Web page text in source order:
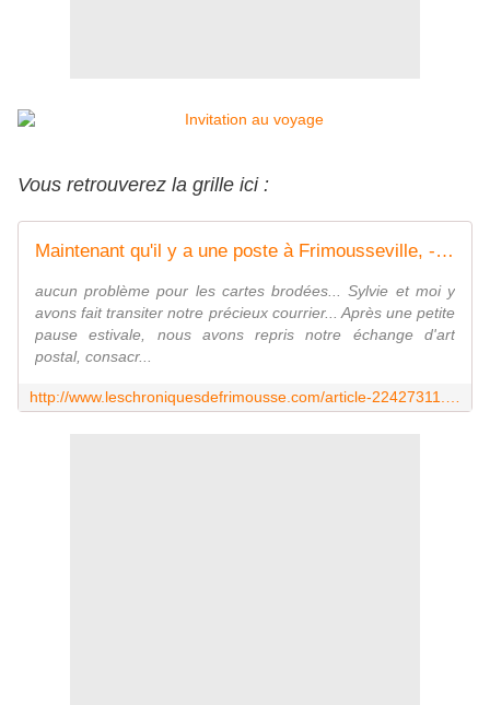
Vous retrouverez la grille ici :
Maintenant qu'il y a une poste à Frimousseville, - Les chroniques de Frimousse
aucun problème pour les cartes brodées... Sylvie et moi y
avons fait transiter notre précieux courrier... Après une petite
pause estivale, nous avons repris notre échange d'art
postal, consacr...